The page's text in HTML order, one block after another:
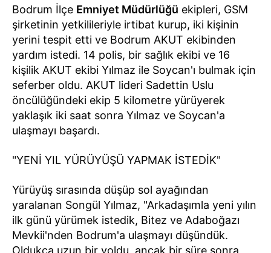
Bodrum İlçe Emniyet Müdürlüğü ekipleri, GSM
şirketinin yetkilileriyle irtibat kurup, iki kişinin
yerini tespit etti ve Bodrum AKUT ekibinden
yardım istedi. 14 polis, bir sağlık ekibi ve 16
kişilik AKUT ekibi Yılmaz ile Soycan'ı bulmak için
seferber oldu. AKUT lideri Sadettin Uslu
öncülüğündeki ekip 5 kilometre yürüyerek
yaklaşık iki saat sonra Yılmaz ve Soycan'a
ulaşmayı başardı.
"YENİ YIL YÜRÜYÜŞÜ YAPMAK İSTEDİK"
Yürüyüş sırasında düşüp sol ayağından
yaralanan Songül Yılmaz, "Arkadaşımla yeni yılın
ilk günü yürümek istedik, Bitez ve Adaboğazı
Mevkii'nden Bodrum'a ulaşmayı düşündük.
Oldukça uzun bir yoldu, ancak bir süre sonra